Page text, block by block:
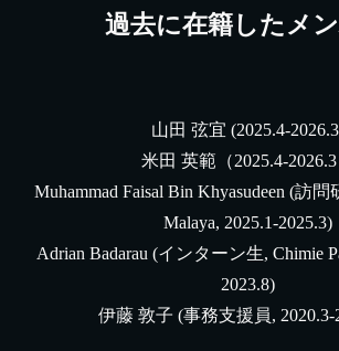
過去に在籍したメ
山田 弦宜 (2025.4-2026.3
米田 英範（2025.4-2026.3
Muhammad Faisal Bin Khyasudeen (訪
Malaya, 2025.1-2025.3)
Adrian Badarau (インターン生, Chimie
2023.8)
伊藤 敦子 (事務支援員, 2020.3-